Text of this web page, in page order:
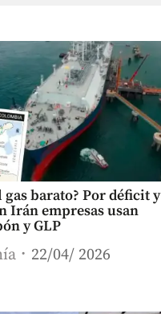
gas barato? Por déficit y
Irán empresas usan
y GLP
22/04/ 2026